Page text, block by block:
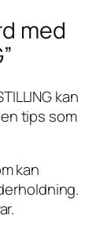
med
kan
tips som
kan